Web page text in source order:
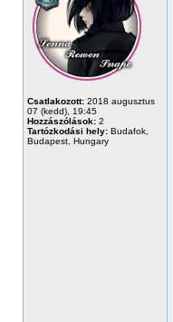
Csatlakozott: 2018 augusztus
07 (kedd), 19:45
Hozzászólások: 2
Tartózkodási hely: Budafok,
Budapest, Hungary